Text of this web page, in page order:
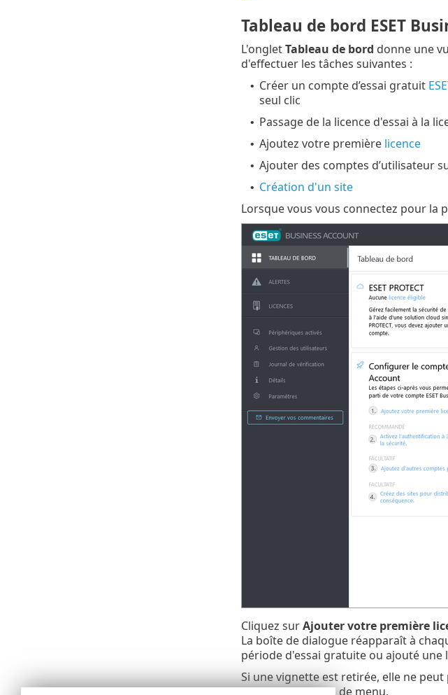
Tableau de bord ESET
L'ongletTableau de bord donne une
d'effectuer les tâches suivantes :
• Créer un compte d’essai gratuit
seul clic
• Passage de la licence d'essai à la
• Ajoutez votre première licence
• Ajouter des comptes d’utilisateur
• Création d'un site
Lorsque vous vous connectez pour la
Cliquez surAjouter votre première
La boîte de dialogue réapparaît à
période d'essai gratuite ou ajouté une
Si une vignette est retirée, elle ne
biais d'une option de menu.